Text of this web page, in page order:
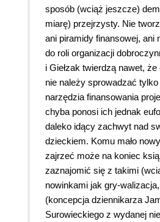
sposób (wciąż jeszcze)
miarę) przejrzysty. Nie
ani piramidy finansowej, ani
do roli organizacji
i Giełzak twierdzą nawet,
nie należy sprowadzać tylko
narzędzia finansowania
chyba ponosi ich jednak
daleko idący zachwyt nad
dzieckiem. Komu mało
zajrzeć może na koniec
zaznajomić się z takimi
nowinkami jak gry-
(koncepcja dziennikarza
Surowieckiego z wydanej